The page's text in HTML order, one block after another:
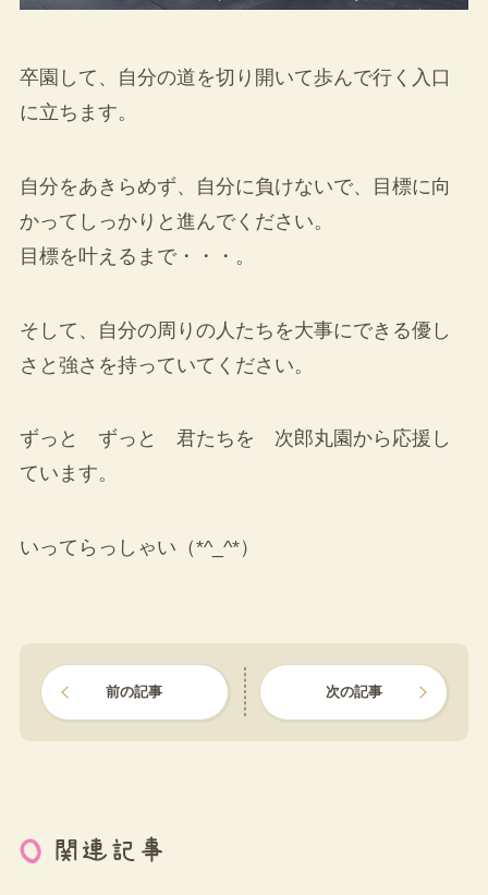
卒園して、自分の道を切り開いて歩んで行く入口
に立ちます。
自分をあきらめず、自分に負けないで、目標に向
かってしっかりと進んでください。
目標を叶えるまで・・・。
そして、自分の周りの人たちを大事にできる優し
さと強さを持っていてください。
ずっと ずっと 君たちを 次郎丸園から応援し
ています。
いってらっしゃい（*^_^*）
前の記事 次の記事
関連記事